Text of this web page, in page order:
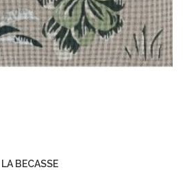
LA BECASSE